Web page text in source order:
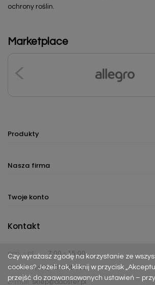
ochrony roślin.
Marketplace
Produkty
Nasza firma
Twoje konto
Czy wyrażasz zgodę na korzystanie ze
cookies? Jeżeli tak, kliknij w przycisk
przejść do zaawansowanych ustawień –
Kontakt
pon. - pt.
7:00 - 15:00
Telefon:(+48) 737 305 306
E-mail: sklep@dabster.pl